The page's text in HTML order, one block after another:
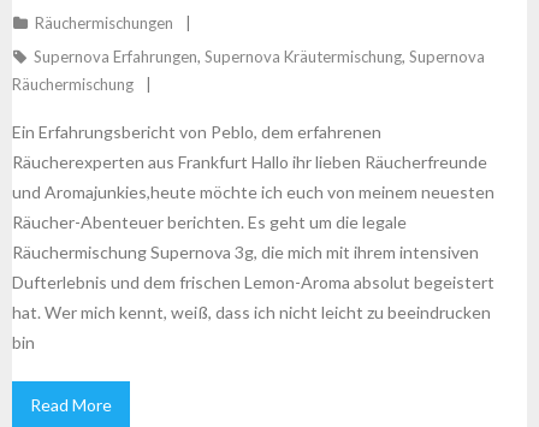
Räuchermischungen
Supernova Erfahrungen, Supernova Kräutermischung, Supernova
Räuchermischung
Ein Erfahrungsbericht von Peblo, dem erfahrenen
Räucherexperten aus Frankfurt Hallo ihr lieben Räucherfreunde
und Aromajunkies,heute möchte ich euch von meinem neuesten
Räucher-Abenteuer berichten. Es geht um die legale
Räuchermischung Supernova 3g, die mich mit ihrem intensiven
Dufterlebnis und dem frischen Lemon-Aroma absolut begeistert
hat. Wer mich kennt, weiß, dass ich nicht leicht zu beeindrucken
bin
Read More